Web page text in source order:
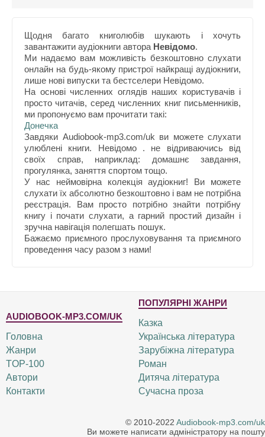
Щодня багато книголюбів шукають і хочуть
завантажити аудіокниги автора Невідомо.
Ми надаємо вам можливість безкоштовно слухати
онлайн на будь-якому пристрої найкращі аудіокниги,
лише нові випуски та бестселери Невідомо.
На основі численних оглядів наших користувачів і
просто читачів, серед численних книг письменників,
ми пропонуємо вам прочитати такі:
Донечка
Завдяки Audiobook-mp3.com/uk ви можете слухати
улюблені книги. Невідомо . не відриваючись від
своїх справ, наприклад: домашнє завдання,
прогулянка, заняття спортом тощо.
У нас неймовірна колекція аудіокниг! Ви можете
слухати їх абсолютно безкоштовно і вам не потрібна
реєстрація. Вам просто потрібно знайти потрібну
книгу і почати слухати, а гарний простий дизайн і
зручна навігація полегшать пошук.
Бажаємо приємного прослуховування та приємного
проведення часу разом з нами!
AUDIOBOOK-MP3.COM/UK
Головна
Жанри
TOP-100
Автори
Контакти
ПОПУЛЯРНІ ЖАНРИ
Казка
Українська література
Зарубіжна література
Роман
Дитяча література
Сучасна проза
© 2010-2022 Audiobook-mp3.com/uk
Ви можете написати адміністратору на пошту